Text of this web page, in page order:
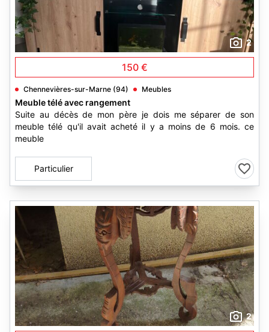
2
150 €
Chennevières-sur-Marne (94) Meubles
Meuble télé avec rangement
Suite au décès de mon père je dois me séparer de son
meuble télé qu'il avait acheté il y a moins de 6 mois. ce
meuble
Particulier
2